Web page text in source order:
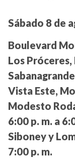
Sábado 8 de
Boulevard
Los
Vista Este,
Modesto
6:00 p. m. a
Siboney y
7:00 p. m.